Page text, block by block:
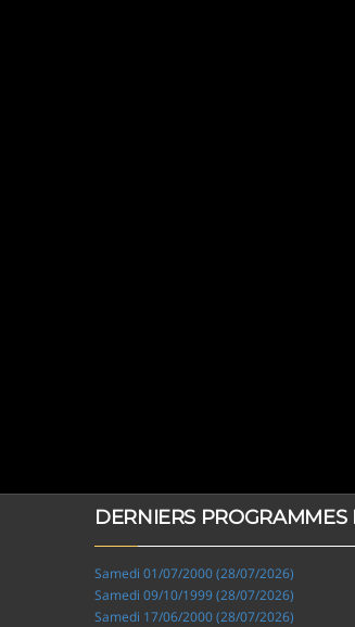
DERNIERS PROGRAMMES
Samedi 01/07/2000 (28/07/2026)
Samedi 09/10/1999 (28/07/2026)
Samedi 17/06/2000 (28/07/2026)